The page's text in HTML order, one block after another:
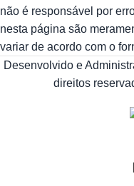
não é responsável por
nesta página são
variar de acordo com o
Desenvolvido e
direitos